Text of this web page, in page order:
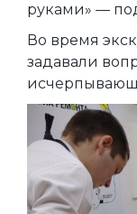
руками» —
Во время
задавали